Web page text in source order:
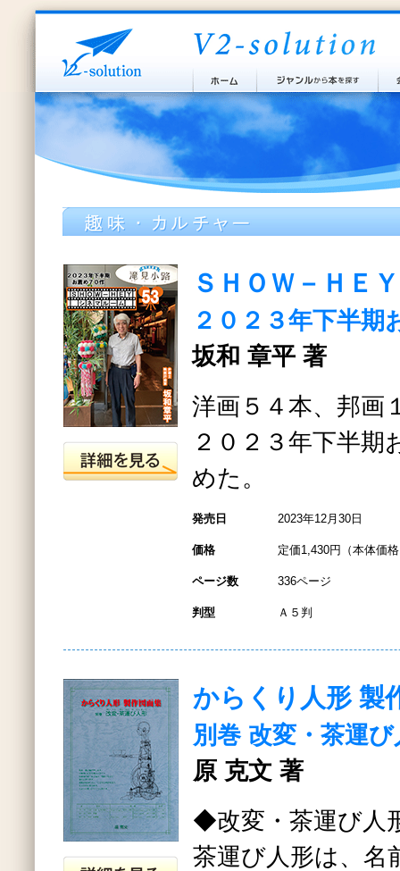
ＳＨＯＷ－ＨＥ
２０２３年下半期
坂和 章平 著
洋画５４本、邦画
２０２３年下半期
めた。
発売日 2023年12月30日
価格 定価1,430円（本体価
ページ数 336ページ
判型 Ａ５判
からくり人形 製
別巻 改変・茶運び
原 克文 著
◆改変・茶運び人
茶運び人形は、名